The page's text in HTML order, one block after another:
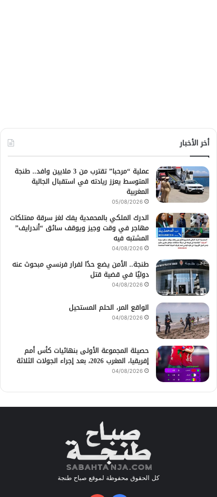
أخر الأخبار
عملية “مرحبا” تقترب من 3 ملايين وافد.. طنجة
المتوسط يعزز ريادته في استقبال الجالية
المغربية
05/08/2026
الدرك الملكي بالمحمدية يفك لغز سرقة ممتلكات
مهاجر في وقت وجيز ويوقف سائق “أندرايف”
المشتبه فيه
04/08/2026
طنجة.. الأمن يضع حدًا لفرار فرنسي مبحوث عنه
دوليًا في قضية قتل
04/08/2026
الواقع المر، الحلم المستحيل
04/08/2026
حصيلة المجموعة الأولى بنهائيات كأس أمم
إفريقيا، المغرب 2026، بعد إجراء الجولات الثلاثة
04/08/2026
كل الحقوق محفوظة لموقع صباح طنجة